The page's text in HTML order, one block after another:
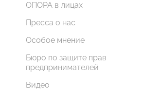
ОПОРА в лицах
Пресса о нас
Особое мнение
Бюро по защите прав
предпринимателей
Видео